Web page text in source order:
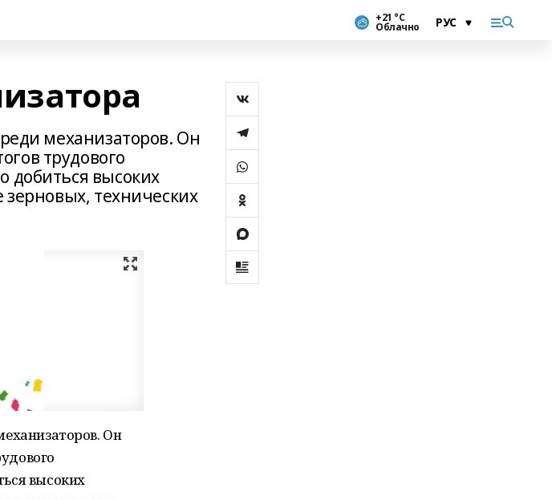
+21 °С
Облачно
механизаторов. Он
трудового
добиться высоких
зерновых, технических
Он
высоких